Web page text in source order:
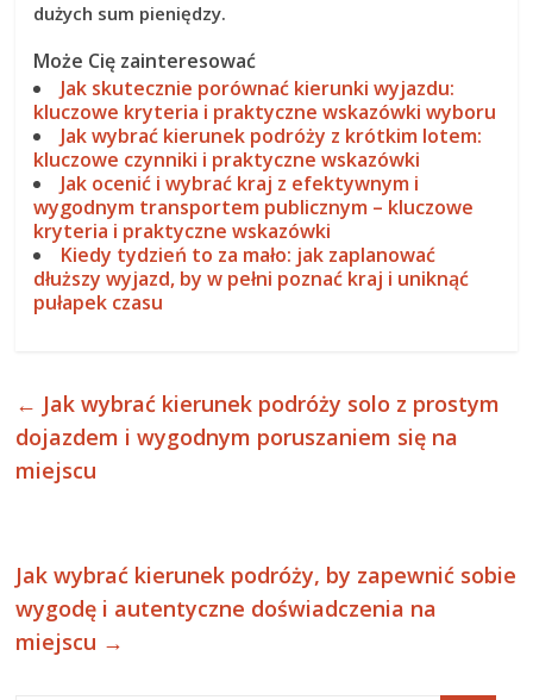
dużych sum pieniędzy.
Może Cię zainteresować
Jak skutecznie porównać kierunki wyjazdu:
kluczowe kryteria i praktyczne wskazówki wyboru
Jak wybrać kierunek podróży z krótkim lotem:
kluczowe czynniki i praktyczne wskazówki
Jak ocenić i wybrać kraj z efektywnym i
wygodnym transportem publicznym – kluczowe
kryteria i praktyczne wskazówki
Kiedy tydzień to za mało: jak zaplanować
dłuższy wyjazd, by w pełni poznać kraj i uniknąć
pułapek czasu
← Jak wybrać kierunek podróży solo z prostym
dojazdem i wygodnym poruszaniem się na
miejscu
Jak wybrać kierunek podróży, by zapewnić sobie
wygodę i autentyczne doświadczenia na
miejscu →